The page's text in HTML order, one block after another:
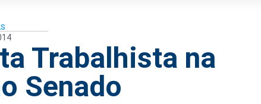
Trabalhista na
Senado